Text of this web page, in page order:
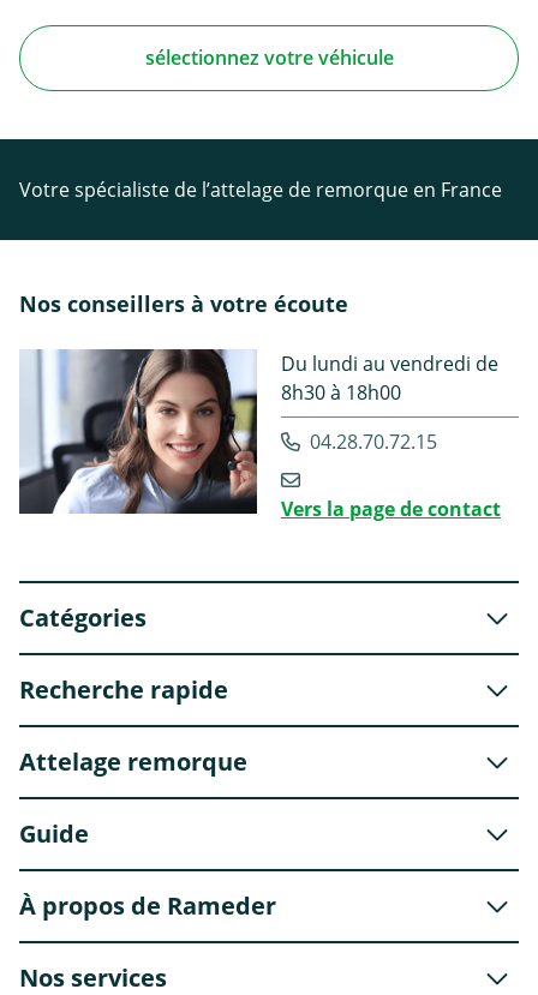
sélectionnez votre véhicule
Votre spécialiste de l’attelage de remorque en France
Nos conseillers à votre écoute
Du lundi au vendredi de
8h30 à 18h00
04.28.70.72.15
Vers la page de contact
Catégories
Recherche rapide
Attelage remorque
Guide
À propos de Rameder
Nos services